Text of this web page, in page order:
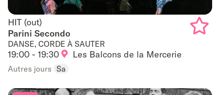
HIT (out)
HIT (out)
Parini Secondo
DANSE, CORDE À SAUTER
19:00 - 19:30 Les Balcons de la Mercerie
Autres jours Sa